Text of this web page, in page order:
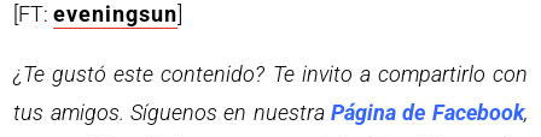
[FT:eveningsun
¿Te gustó este contenido? Te invito a compartirlo con
tus amigos. Síguenos en nuestraPágina de Facebook,